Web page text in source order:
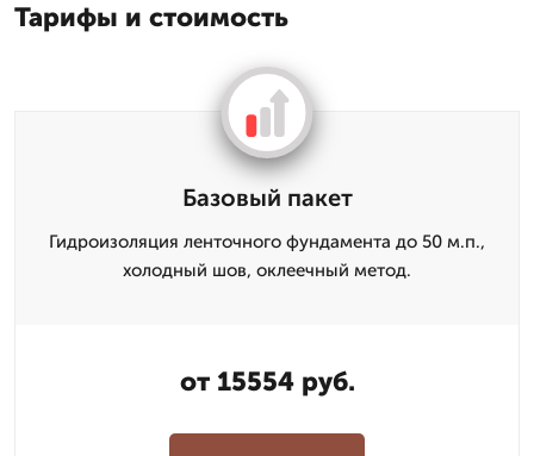
Тарифы и стоимость
Базовый пакет
Гидроизоляция ленточного фундамента до 50 м.п.,
холодный шов, оклеечный метод.
от 15554 руб.